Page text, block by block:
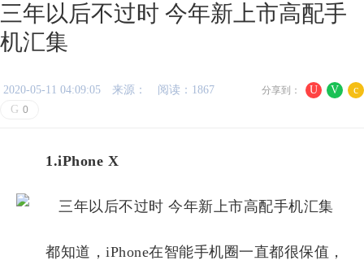
三年以后不过时 今年新上市高配手
机汇集
U V c
分享到：
2020-05-11 04:09:05 来源：
阅读：1867
G 0
1.iPhone X
都知道，iPhone在智能手机圈一直都很保值，